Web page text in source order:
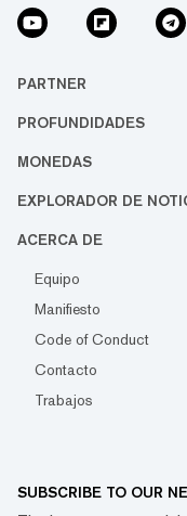
PARTNER
PROFUNDIDADES
MONEDAS
EXPLORADOR DE
ACERCA DE
Equipo
Manifiesto
Code of Conduct
Contacto
Trabajos
SUBSCRIBE TO OUR